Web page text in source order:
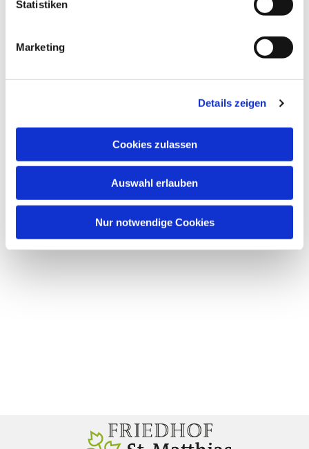
Statistiken
Marketing
Details zeigen
Cookies zulassen
Auswahl erlauben
Nur notwendige Cookies